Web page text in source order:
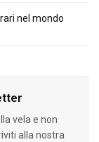
nel mondo
vela e non
alla nostra